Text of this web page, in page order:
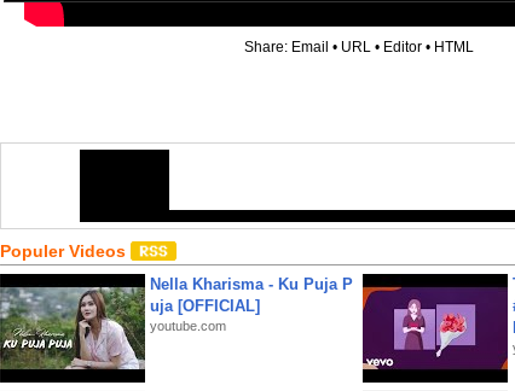
Share: Email • URL • Editor • HTML
Populer Videos
Nella Kharisma - Ku Puja P
uja [OFFICIAL]
youtube.com